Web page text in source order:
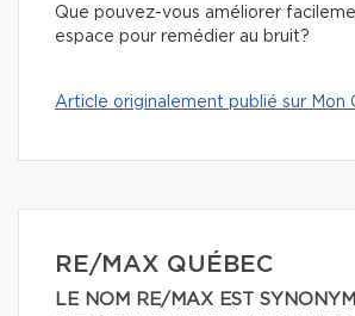
Que pouvez-vous améliorer
espace pour remédier au bruit?
Article originalement publié sur Mon
RE/MAX QUÉBEC
LE NOM RE/MAX EST